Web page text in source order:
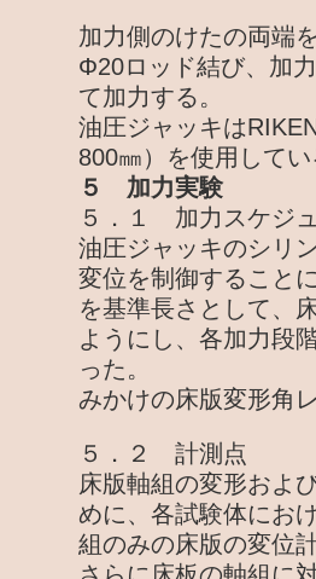
加力側のけたの両端
Φ20ロッド結び、加
て加力する。
油圧ジャッキは
800㎜）を使用してい
５ 加力実験
５．１ 加力スケジ
油圧ジャッキのシリ
変位を制御すること
を基準長さとして、
ようにし、各加力段
った。
みかけの床版変形角
５．２ 計測点
床版軸組の変形およ
めに、各試験体にお
組のみの床版の変位